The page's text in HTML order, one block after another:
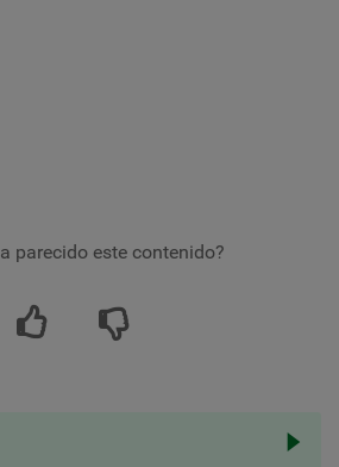
parecido este contenido?